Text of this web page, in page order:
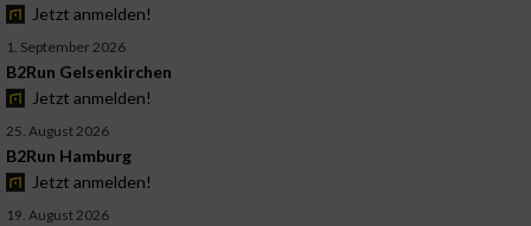
Jetzt anmelden!
1. September 2026
B2Run Gelsenkirchen
Jetzt anmelden!
25. August 2026
B2Run Hamburg
Jetzt anmelden!
19. August 2026